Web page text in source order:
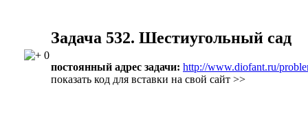
0
Задача 532. Шестиугольный сад
постоянный адрес задачи: http://www.diofant.ru/
показать код для вставки на свой сайт >>